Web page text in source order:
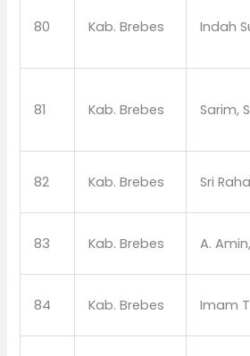
80 Kab. Brebes Indah
81 Kab. Brebes Sarim,
82 Kab. Brebes Sri
83 Kab. Brebes A.
84 Kab. Brebes Imam